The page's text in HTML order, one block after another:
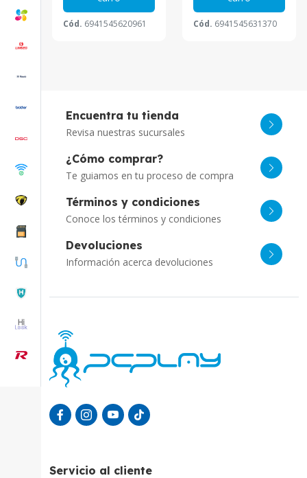
Cód. 6941545620961 Cód. 6941545631370
Encuentra tu tienda
Revisa nuestras sucursales
¿Cómo comprar?
Te guiamos en tu proceso de compra
Términos y condiciones
Conoce los términos y condiciones
Devoluciones
Información acerca devoluciones
Servicio al cliente